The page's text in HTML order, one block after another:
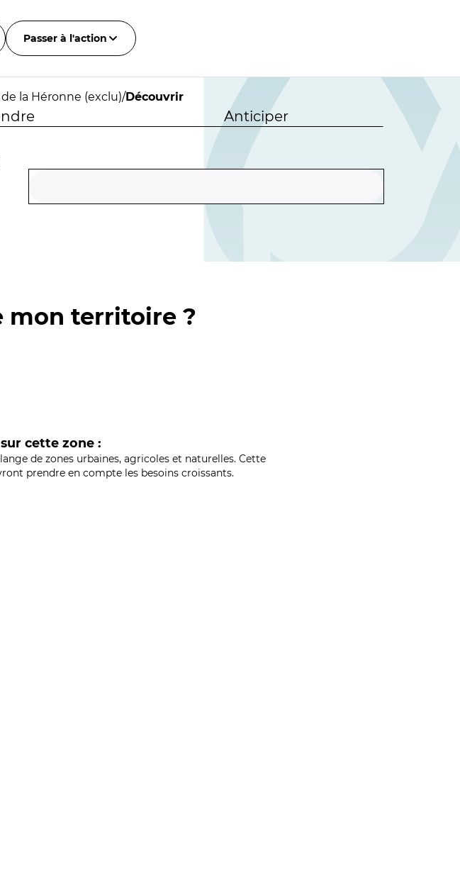
Passer à l'action
la Héronne (exclu)/Découvrir
Anticiper
mon territoire ?
cette zone :
de zones urbaines, agricoles et naturelles. Cette
prendre en compte les besoins croissants.